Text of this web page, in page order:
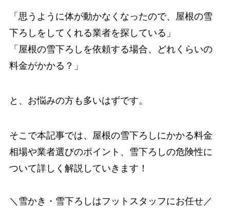
「思うように体が動かなくなったので、屋根の雪
下ろしをしてくれる業者を探している」
「屋根の雪下ろしを依頼する場合、どれくらいの
料金がかかる？」
と、お悩みの方も多いはずです。
そこで本記事では、屋根の雪下ろしにかかる料金
相場や業者選びのポイント、雪下ろしの危険性に
ついて詳しく解説していきます！
＼雪かき・雪下ろしはフットスタッフにお任せ／